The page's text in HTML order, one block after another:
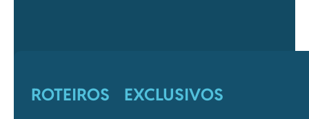
ROTEIROS EXCLUSIVOS